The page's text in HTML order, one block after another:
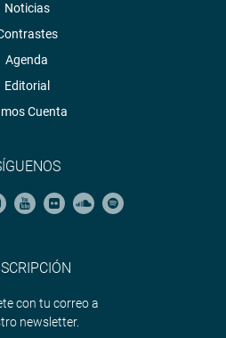
Noticias
Agenda
Editorial
Cuenta
con tu correo a
newsletter.